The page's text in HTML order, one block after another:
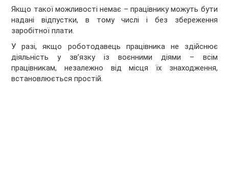
Якщо такої можливості немає – працівнику можуть бути
надані відпустки, в тому числі і без збереження
заробітної плати.
У разі, якщо роботодавець працівника не здійснює
діяльність у зв’язку із воєнними діями – всім
працівникам, незалежно від місця їх знаходження,
встановлюється простій.